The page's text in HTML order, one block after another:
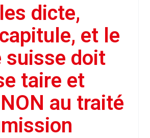
dicte,
et le
suisse doit
taire et
au traité